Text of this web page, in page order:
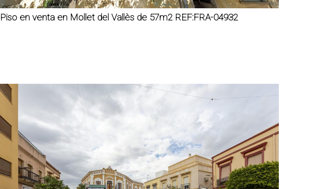
Piso en venta en Mollet del Vallès de 57m2 REF:FRA-04932